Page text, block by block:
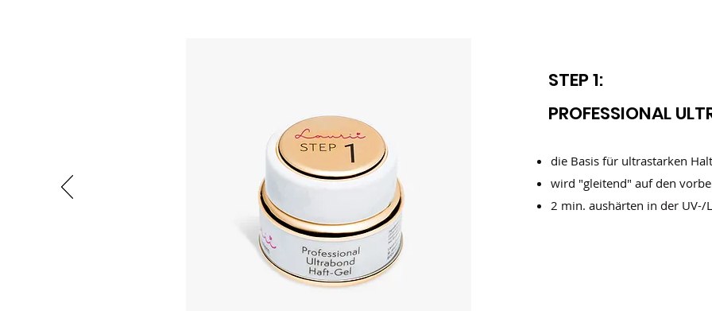
STEP 1:
PROFESSIONAL
die Basis für ultrastarken Halt
wird "gleitend" auf den
2 min. aushärten in der UV-/